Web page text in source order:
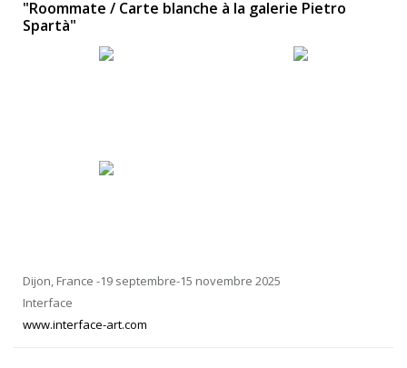
"Roommate / Carte blanche à la galerie Pietro
Spartà"
Dijon, France -19 septembre-15 novembre 2025
Interface
www.interface-art.com